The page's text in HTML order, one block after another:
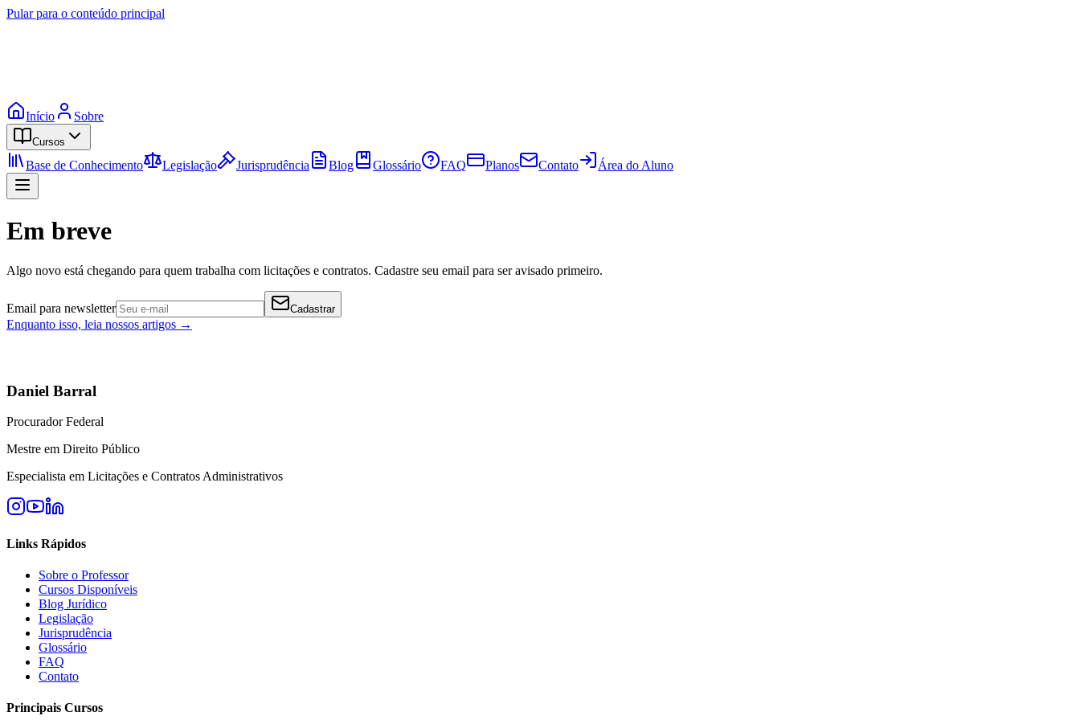
Pular para o conteúdo principal
Início Sobre
Cursos
Base de Conhecimento Legislação Jurisprudência Blog Glossário FAQ Planos Contato Área do Aluno
Em breve
Algo novo está chegando para quem trabalha com licitações e contratos. Cadastre seu email para ser avisado primeiro.
Email para newsletter Cadastrar
Enquanto isso, leia nossos artigos →
Daniel Barral
Procurador Federal
Mestre em Direito Público
Especialista em Licitações e Contratos Administrativos
Links Rápidos
Sobre o Professor
Cursos Disponíveis
Blog Jurídico
Legislação
Jurisprudência
Glossário
FAQ
Contato
Principais Cursos